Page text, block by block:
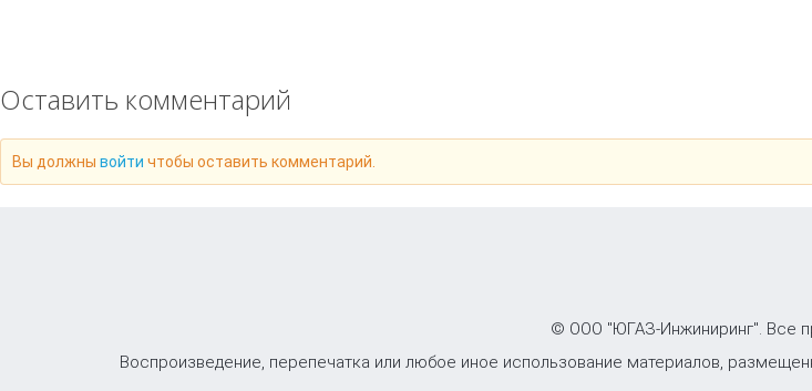
Оставить комментарий
Вы должны войти чтобы оставить комментарий.
© ООО "ЮГАЗ-Инжиниринг". Все
Воспроизведение, перепечатка или любое иное использование материалов,